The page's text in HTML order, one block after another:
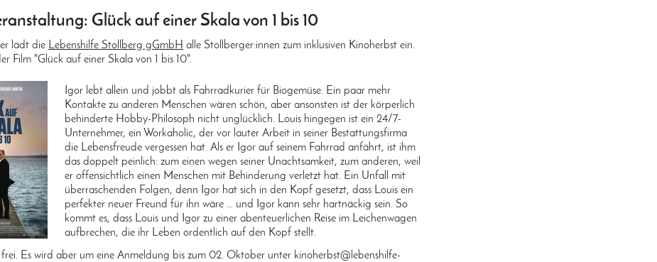
Glück auf einer Skala von 1 bis 10
lädt die Lebenshilfe Stollberg gGmbH alle Stollberger:innen zum inklusiven Kinoherbst ein.
Film "Glück auf einer Skala von 1 bis 10".
Igor lebt allein und jobbt als Fahrradkurier für Biogemüse. Ein paar mehr
Kontakte zu anderen Menschen wären schön, aber ansonsten ist der körperlich
behinderte Hobby-Philosoph nicht unglücklich. Louis hingegen ist ein 24/7-
Unternehmer, ein Workaholic, der vor lauter Arbeit in seiner Bestattungsfirma
die Lebensfreude vergessen hat. Als er Igor auf seinem Fahrrad anfährt, ist ihm
das doppelt peinlich: zum einen wegen seiner Unachtsamkeit, zum anderen, weil
er offensichtlich einen Menschen mit Behinderung verletzt hat. Ein Unfall mit
überraschenden Folgen, denn Igor hat sich in den Kopf gesetzt, dass Louis ein
perfekter neuer Freund für ihn wäre … und Igor kann sehr hartnäckig sein. So
kommt es, dass Louis und Igor zu einer abenteuerlichen Reise im Leichenwagen
aufbrechen, die ihr Leben ordentlich auf den Kopf stellt.
Es wird aber um eine Anmeldung bis zum 02. Oktober unter kinoherbst@lebenshilfe-